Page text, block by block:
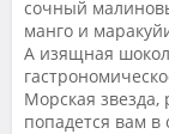
сочный
манго и
А изящная
Морская звезда,
попадется вам